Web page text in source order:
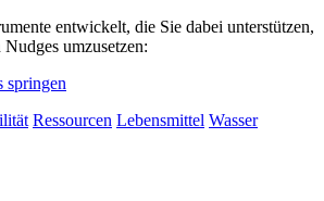
entwickelt, die Sie dabei unterstützen,
umzusetzen:
springen
Ressourcen Lebensmittel Wasser